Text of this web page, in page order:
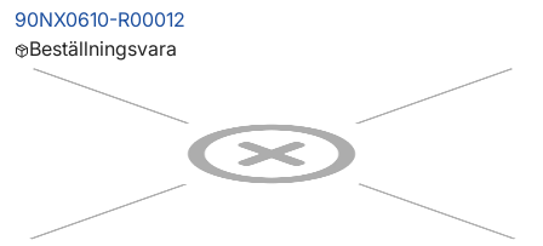
90NX0610-R00012
Beställningsvara